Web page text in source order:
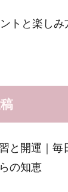
トと楽しみ
と開運｜毎
の知恵